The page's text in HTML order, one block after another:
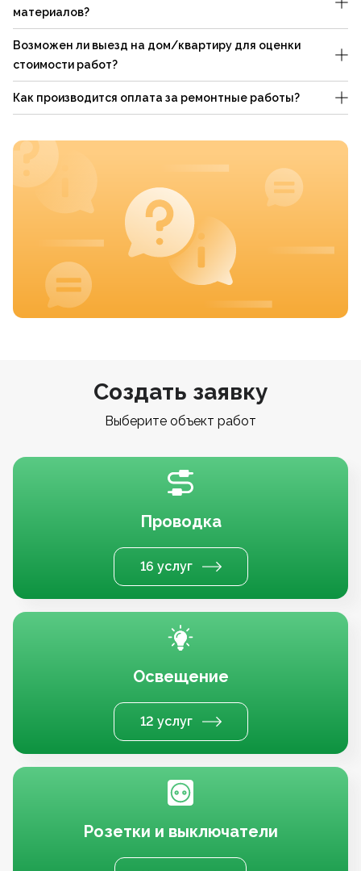
материалов?
Возможен ли выезд на дом/квартиру для оценки
стоимости работ?
Как производится оплата за ремонтные работы?
Создать заявку
Выберите объект работ
Проводка
16 услуг
Освещение
12 услуг
Розетки и выключатели